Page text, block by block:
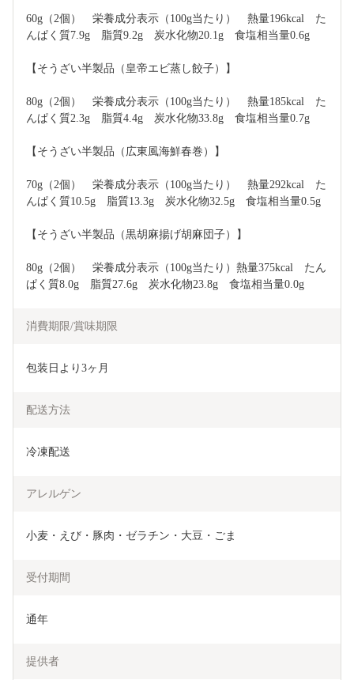
60g（2個）　栄養成分表示（100g当たり）　熱量196kcal　た
んぱく質7.9g　脂質9.2g　炭水化物20.1g　食塩相当量0.6g
【そうざい半製品（皇帝エビ蒸し餃子）】
80g（2個）　栄養成分表示（100g当たり）　熱量185kcal　た
んぱく質2.3g　脂質4.4g　炭水化物33.8g　食塩相当量0.7g
【そうざい半製品（広東風海鮮春巻）】
70g（2個）　栄養成分表示（100g当たり）　熱量292kcal　た
んぱく質10.5g　脂質13.3g　炭水化物32.5g　食塩相当量0.5g
【そうざい半製品（黒胡麻揚げ胡麻団子）】
80g（2個）　栄養成分表示（100g当たり）熱量375kcal　たん
ぱく質8.0g　脂質27.6g　炭水化物23.8g　食塩相当量0.0g
消費期限/賞味期限
包装日より3ヶ月
配送方法
冷凍配送
アレルゲン
小麦・えび・豚肉・ゼラチン・大豆・ごま
受付期間
通年
提供者